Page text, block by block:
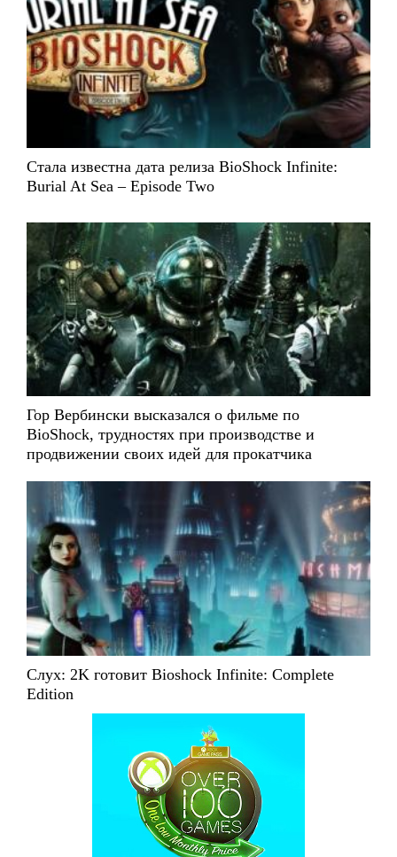
Стала известна дата релиза BioShock Infinite:
Burial At Sea – Episode Two
Гор Вербински высказался о фильме по
BioShock, трудностях при производстве и
продвижении своих идей для прокатчика
Слух: 2K готовит Bioshock Infinite: Complete
Edition